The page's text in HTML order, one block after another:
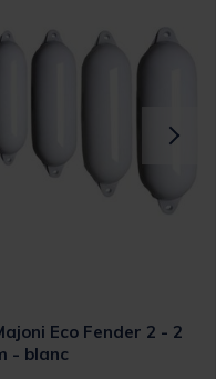
Eco Fender 2 - 2
- blanc